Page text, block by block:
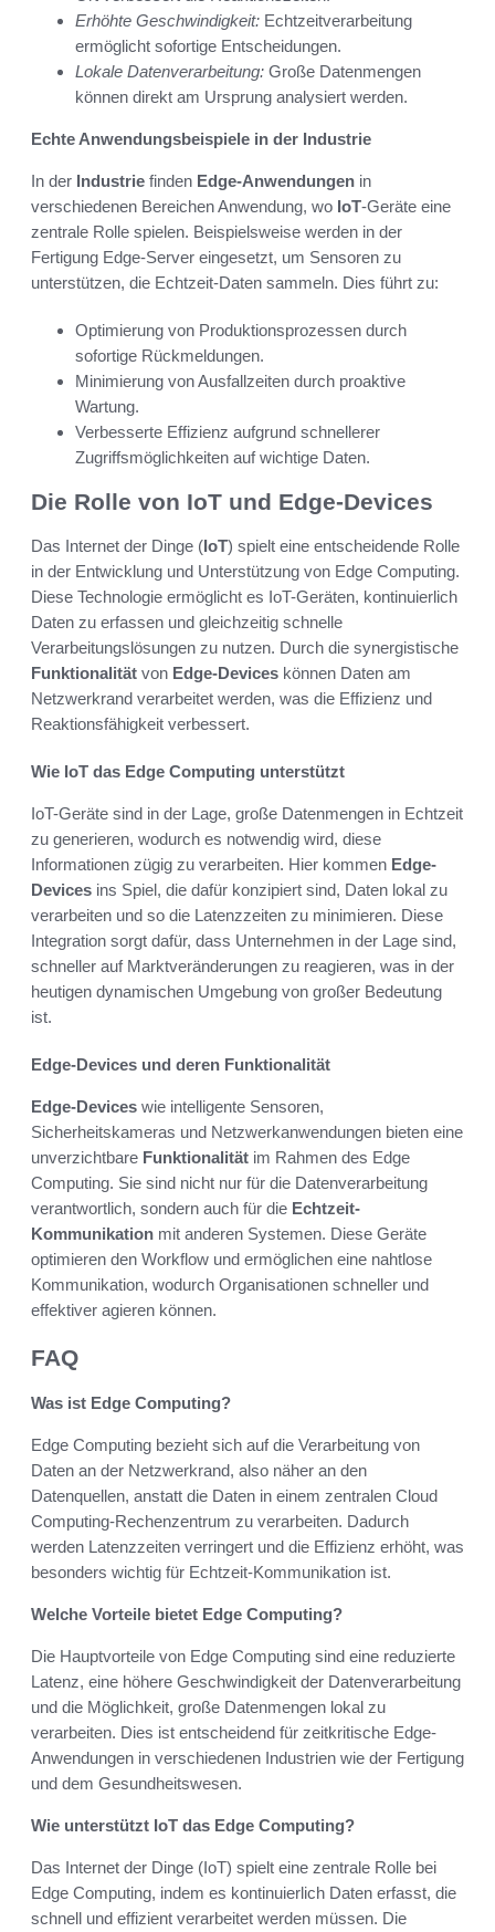
Erhöhte Geschwindigkeit: Echtzeitverarbeitung
ermöglicht sofortige Entscheidungen.
Lokale Datenverarbeitung: Große Datenmengen
können direkt am Ursprung analysiert werden.
Echte Anwendungsbeispiele in der Industrie
In der Industrie finden Edge-Anwendungen in
verschiedenen Bereichen Anwendung, wo IoT-Geräte eine
zentrale Rolle spielen. Beispielsweise werden in der
Fertigung Edge-Server eingesetzt, um Sensoren zu
unterstützen, die Echtzeit-Daten sammeln. Dies führt zu:
Optimierung von Produktionsprozessen durch
sofortige Rückmeldungen.
Minimierung von Ausfallzeiten durch proaktive
Wartung.
Verbesserte Effizienz aufgrund schnellerer
Zugriffsmöglichkeiten auf wichtige Daten.
Die Rolle von IoT und Edge-Devices
Das Internet der Dinge (IoT) spielt eine entscheidende Rolle
in der Entwicklung und Unterstützung von Edge Computing.
Diese Technologie ermöglicht es IoT-Geräten, kontinuierlich
Daten zu erfassen und gleichzeitig schnelle
Verarbeitungslösungen zu nutzen. Durch die synergistische
Funktionalität von Edge-Devices können Daten am
Netzwerkrand verarbeitet werden, was die Effizienz und
Reaktionsfähigkeit verbessert.
Wie IoT das Edge Computing unterstützt
IoT-Geräte sind in der Lage, große Datenmengen in Echtzeit
zu generieren, wodurch es notwendig wird, diese
Informationen zügig zu verarbeiten. Hier kommen Edge-
Devices ins Spiel, die dafür konzipiert sind, Daten lokal zu
verarbeiten und so die Latenzzeiten zu minimieren. Diese
Integration sorgt dafür, dass Unternehmen in der Lage sind,
schneller auf Marktveränderungen zu reagieren, was in der
heutigen dynamischen Umgebung von großer Bedeutung
ist.
Edge-Devices und deren Funktionalität
Edge-Devices wie intelligente Sensoren,
Sicherheitskameras und Netzwerkanwendungen bieten eine
unverzichtbare Funktionalität im Rahmen des Edge
Computing. Sie sind nicht nur für die Datenverarbeitung
verantwortlich, sondern auch für die Echtzeit-
Kommunikation mit anderen Systemen. Diese Geräte
optimieren den Workflow und ermöglichen eine nahtlose
Kommunikation, wodurch Organisationen schneller und
effektiver agieren können.
FAQ
Was ist Edge Computing?
Edge Computing bezieht sich auf die Verarbeitung von
Daten an der Netzwerkrand, also näher an den
Datenquellen, anstatt die Daten in einem zentralen Cloud
Computing-Rechenzentrum zu verarbeiten. Dadurch
werden Latenzzeiten verringert und die Effizienz erhöht, was
besonders wichtig für Echtzeit-Kommunikation ist.
Welche Vorteile bietet Edge Computing?
Die Hauptvorteile von Edge Computing sind eine reduzierte
Latenz, eine höhere Geschwindigkeit der Datenverarbeitung
und die Möglichkeit, große Datenmengen lokal zu
verarbeiten. Dies ist entscheidend für zeitkritische Edge-
Anwendungen in verschiedenen Industrien wie der Fertigung
und dem Gesundheitswesen.
Wie unterstützt IoT das Edge Computing?
Das Internet der Dinge (IoT) spielt eine zentrale Rolle bei
Edge Computing, indem es kontinuierlich Daten erfasst, die
schnell und effizient verarbeitet werden müssen. Die